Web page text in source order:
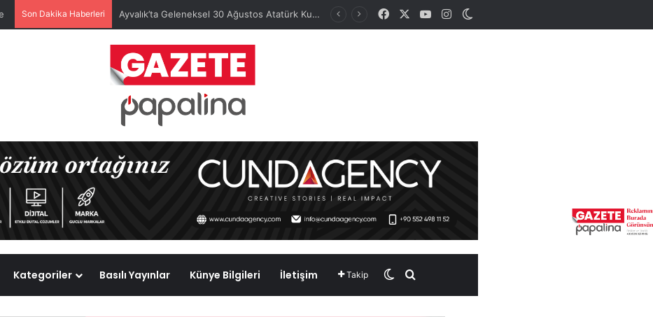
Son Dakika Haberleri Ayvalık’ta Geleneksel 30 Ağustos Atatürk Kupası’nda Kura Heyecanı Yaşandı FacebookYouTubeInstagramDış görünümü değiştir
Kategoriler Basılı Yayınlar Künye Bilgileri İletişim Takip Dış görünümü değiştir